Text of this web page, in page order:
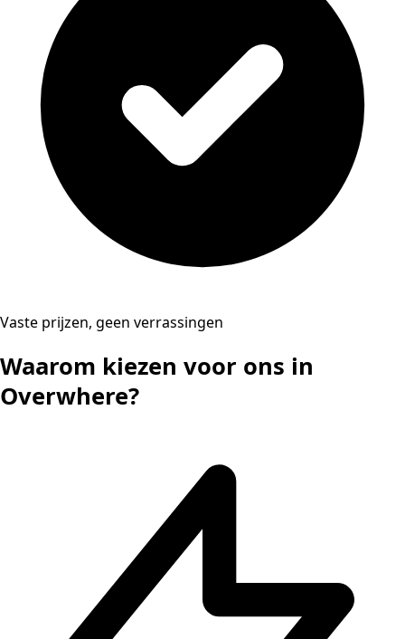
Vaste prijzen, geen verrassingen
Waarom kiezen voor ons in
Overwhere?